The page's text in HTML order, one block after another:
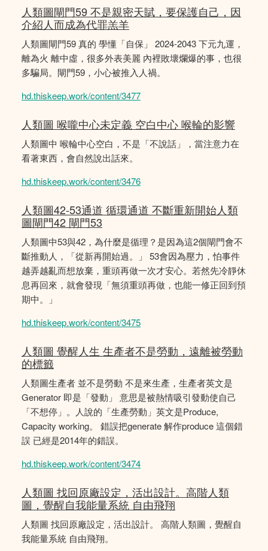
人類圖閘門59 不是親密天賦，要保護自己，因
介紹人而成為代罪羔羊
人類圖閘門59 真的 學懂「自保」 2024-2043 下元九運，
離為火 離中虛，很多外表美麗 內裡敗壞爛爆的事，也很
多騙局。閘門59，小心被推入人禍。
hd.thiskeep.work/content/3477
人類圖 喉嚨中心未定義 空白中心 喉輪的影響
人類圖中 喉輪中心空白，不是「不說話」，當注意力在
看著東西，會自然說出話來。
hd.thiskeep.work/content/3476
人類圖42-53通道 循環通道 不斷重新開始人類
圖閘門42 閘門53
人類圖中53與42，為什麼是循理？是因為這2個閘門會不
斷推動人，「從新再開始過。」 53會因為壓力，怕事件
越弄越亂而想放棄，重頭再做一次才安心。若然先冷靜休
息再回來，就會發現「無須重頭再做，也能一修正回到預
期中。」
hd.thiskeep.work/content/3475
人類圖 覺醒人生 生產者不是勞動，遠離被勞動
的標籤
人類圖生產者 並不是勞動 不是來生產，生產者英文是
Generator 即是「發動」 意思是被熱情吸引發動使自己
「不想停」。人說的「生產勞動」英文是Produce,
Capacity working。 錯誤把generate 解作produce 這個錯
誤 已經是2014年的錯誤。
hd.thiskeep.work/content/3474
人類圖 找回原廠設定，活出設計。高階人類
圖，覺醒自我能量系統 自由飛翔
人類圖 找回原廠設定，活出設計。 高階人類圖，覺醒自
我能量系統 自由飛翔。